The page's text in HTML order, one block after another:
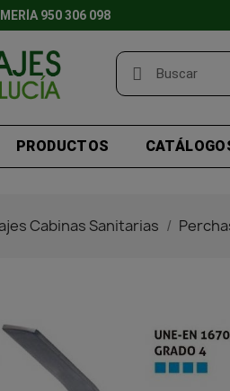
950 306 098
PRODUCTOS
Cabinas Sanitarias